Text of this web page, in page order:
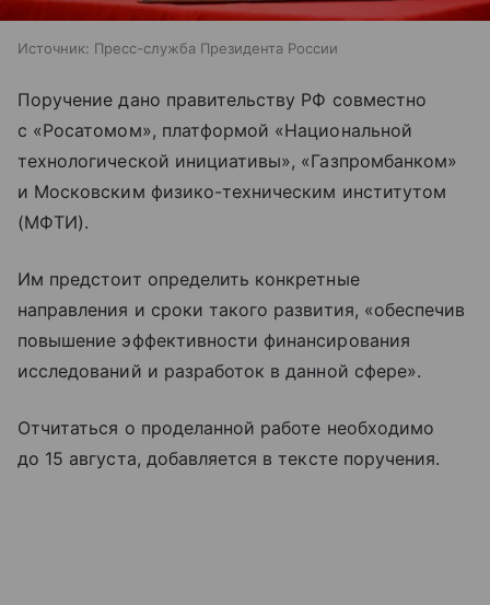
Источник: Пресс-служба Президента России
Поручение дано правительству РФ совместно
с «Росатомом», платформой «Национальной
технологической инициативы», «Газпромбанком»
и Московским физико-техническим институтом
(МФТИ).
Им предстоит определить конкретные
направления и сроки такого развития, «обеспечив
повышение эффективности финансирования
исследований и разработок в данной сфере».
Отчитаться о проделанной работе необходимо
до 15 августа, добавляется в тексте поручения.